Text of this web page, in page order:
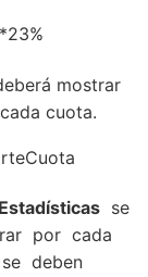
mostrar
cuota.
Estadísticas se
por cada
deben